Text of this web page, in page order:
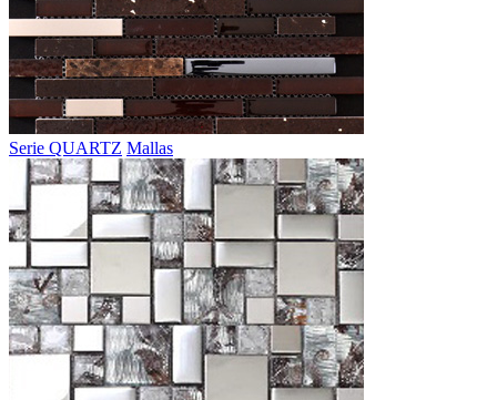
Serie QUARTZ Mallas